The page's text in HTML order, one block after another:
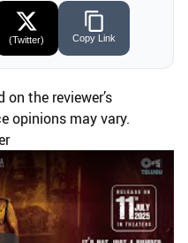
(Twitter) Copy Link
the reviewer’s
opinions may vary.